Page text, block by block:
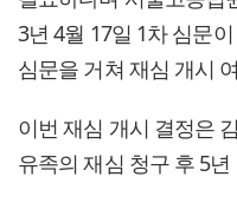
3년 4월 17일 1차 심문
심문을 거쳐 재심 개시
이번 재심 개시 결정은
유족의 재심 청구 후 5